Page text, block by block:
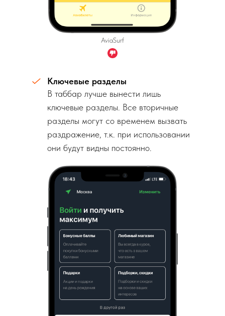
AviaSurf
Ключевые разделы
В таббар лучше вынести лишь
ключевые разделы. Все вторичные
разделы могут со временем вызвать
раздражение, т.к. при использовании
они будут видны постоянно.